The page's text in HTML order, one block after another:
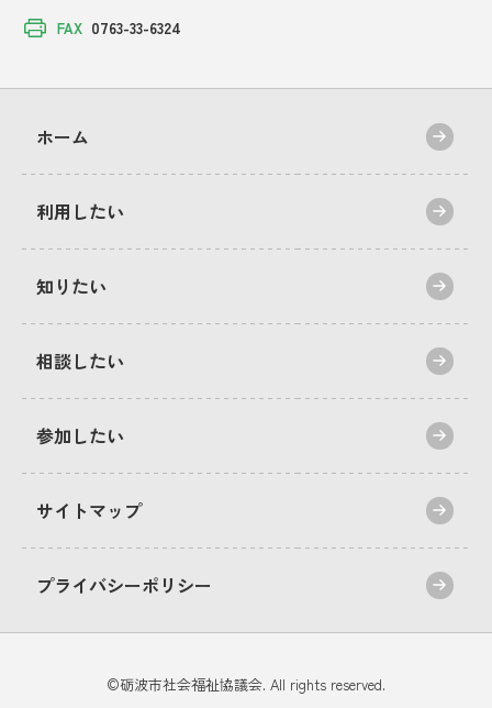
FAX 0763-33-6324
ホーム
利用したい
知りたい
相談したい
参加したい
サイトマップ
プライバシーポリシー
©︎砺波市社会福祉協議会. All rights reserved.